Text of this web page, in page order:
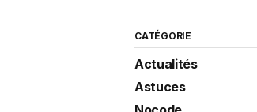
CATÉGORIE
Actualités
Astuces